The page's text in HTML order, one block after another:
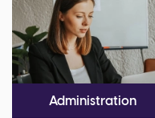
Administration